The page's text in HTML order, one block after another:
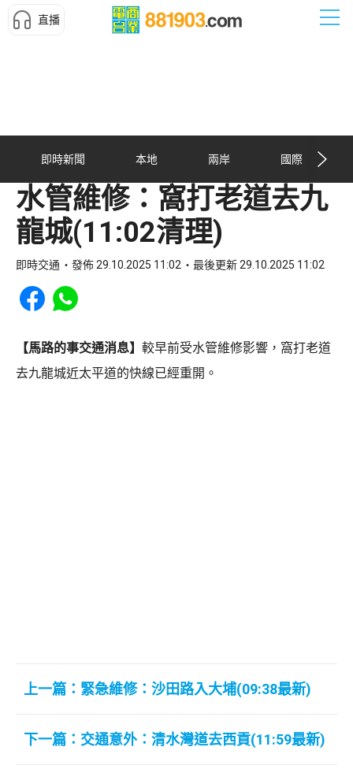
直播
即時新聞 本地 兩岸 國際
水管維修：窩打老道去九
龍城(11:02清理)
即時交通 發佈 29.10.2025 11:02 最後更新 29.10.2025 11:02
Share to Facebook
Share to WhatsApp
【馬路的事交通消息】 較早前受水管維修影響，窩打老道
去九龍城近太平道的快線已經重開。
上一篇：緊急維修：沙田路入大埔(09:38最新)
下一篇：交通意外：清水灣道去西貢(11:59最新)